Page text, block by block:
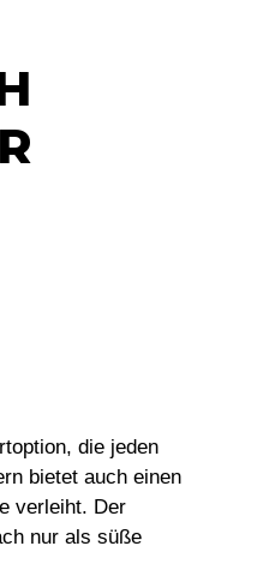
die jeden
bietet auch einen
verleiht. Der
nur als süße